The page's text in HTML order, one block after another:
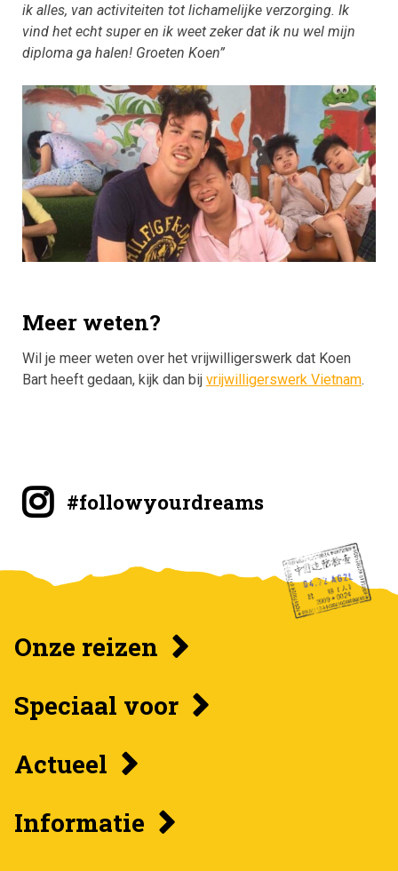
ik alles, van activiteiten tot lichamelijke verzorging. Ik
vind het echt super en ik weet zeker dat ik nu wel mijn
diploma ga halen! Groeten Koen”
Meer weten?
Wil je meer weten over het vrijwilligerswerk dat Koen
Bart heeft gedaan, kijk dan bij vrijwilligerswerk Vietnam.
#followyourdreams
Onze reizen
Speciaal voor
Actueel
Informatie